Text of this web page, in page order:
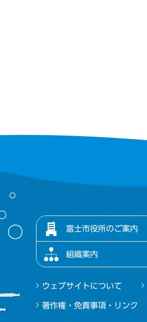
富士市役所のご案内
組織案内
ウェブサイトについて
著作権・免責事項・リンク